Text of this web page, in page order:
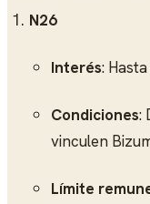
N26
Interés:
Condiciones:
vinculen
Límite